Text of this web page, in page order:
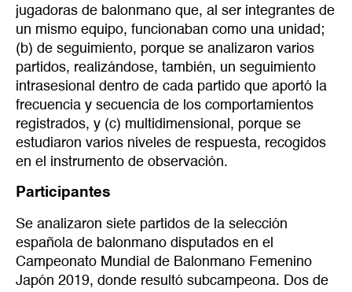
jugadoras de balonmano que, al ser integrantes de
un mismo equipo, funcionaban como una unidad;
(b) de seguimiento, porque se analizaron varios
partidos, realizándose, también, un seguimiento
intrasesional dentro de cada partido que aportó la
frecuencia y secuencia de los comportamientos
registrados, y (c) multidimensional, porque se
estudiaron varios niveles de respuesta, recogidos
en el instrumento de observación.
Participantes
Se analizaron siete partidos de la selección
española de balonmano disputados en el
Campeonato Mundial de Balonmano Femenino
Japón 2019, donde resultó subcampeona. Dos de